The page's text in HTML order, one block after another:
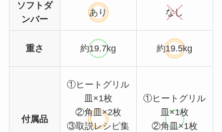
ソフトダ
ンバー
あり なし
重さ 約19.7kg 約19.5kg
付属品
①ヒートグリル
皿×1枚
②角皿×2枚
③取説レシピ集
①ヒートグリル
皿×1枚
②角皿×1枚